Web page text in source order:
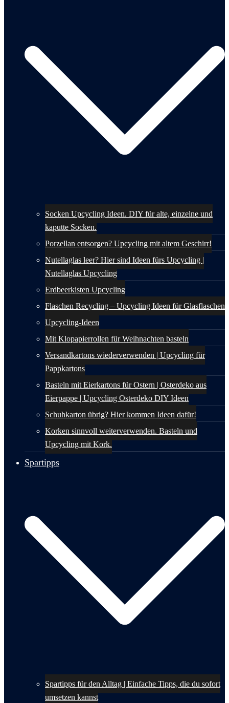
Socken Upcycling Ideen. DIY für alte, einzelne und
kaputte Socken.
Porzellan entsorgen? Upcycling mit altem Geschirr!
Nutellaglas leer? Hier sind Ideen fürs Upcycling |
Nutellaglas Upcycling
Erdbeerkisten Upcycling
Flaschen Recycling – Upcycling Ideen für Glasflaschen
Upcycling-Ideen
Mit Klopapierrollen für Weihnachten basteln
Versandkartons wiederverwenden | Upcycling für
Pappkartons
Basteln mit Eierkartons für Ostern | Osterdeko aus
Eierpappe | Upcycling Osterdeko DIY Ideen
Schuhkarton übrig? Hier kommen Ideen dafür!
Korken sinnvoll weiterverwenden. Basteln und
Upcycling mit Kork.
Spartipps
Spartipps für den Alltag | Einfache Tipps, die du sofort
umsetzen kannst